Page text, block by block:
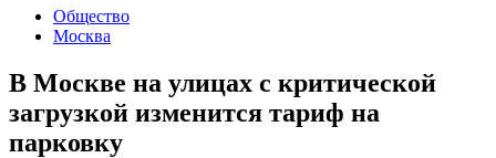
Общество
Москва
В Москве на улицах с критической
загрузкой изменится тариф на
парковку